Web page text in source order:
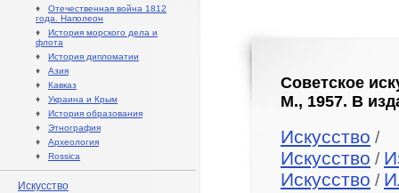
♦ Отечественная война 1812
года. Наполеон
♦ История морского дела и
флота
♦ История дипломатии
♦ Азия
♦ Кавказ
♦ Украина и Крым
♦ История образования
♦ Этнография
♦ Археология
♦ Rossica
Искусство
Советское
М., 1957. В
Искусство /
Искусство /
Искусство /